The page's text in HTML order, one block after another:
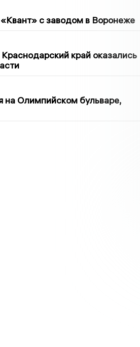
с заводом в Воронеже
край оказались
Олимпийском бульваре,